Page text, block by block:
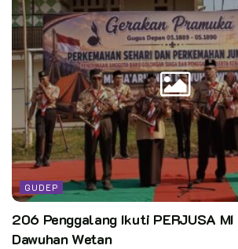
GUDEP
206 Penggalang Ikuti PERJUSA MI
Dawuhan Wetan